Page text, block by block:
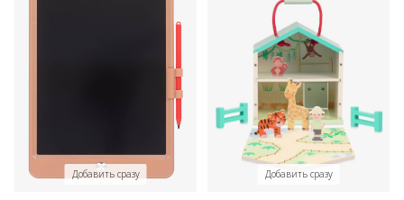
Добавить сразу Добавить сразу